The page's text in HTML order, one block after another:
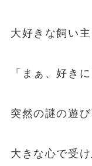
大好きな飼い
「まぁ、好き
突然の謎の遊び
大きな心で受